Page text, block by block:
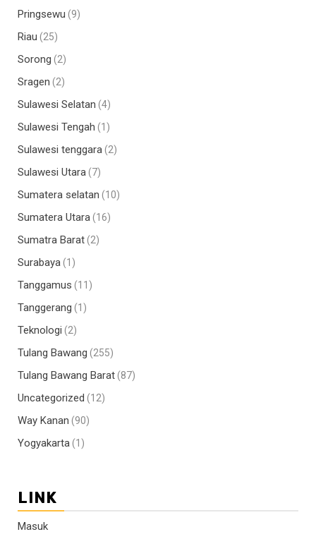
Pringsewu (9)
Riau (25)
Sorong (2)
Sragen (2)
Sulawesi Selatan (4)
Sulawesi Tengah (1)
Sulawesi tenggara(2)
Sulawesi Utara(7)
Sumatera selatan (10)
Sumatera Utara(16)
Sumatra Barat(2)
Surabaya(1)
Tanggamus (11)
Tanggerang (1)
Teknologi (2)
Tulang Bawang (255)
Tulang Bawang Barat(87)
Uncategorized (12)
Way Kanan (90)
Yogyakarta(1)
LINK
Masuk